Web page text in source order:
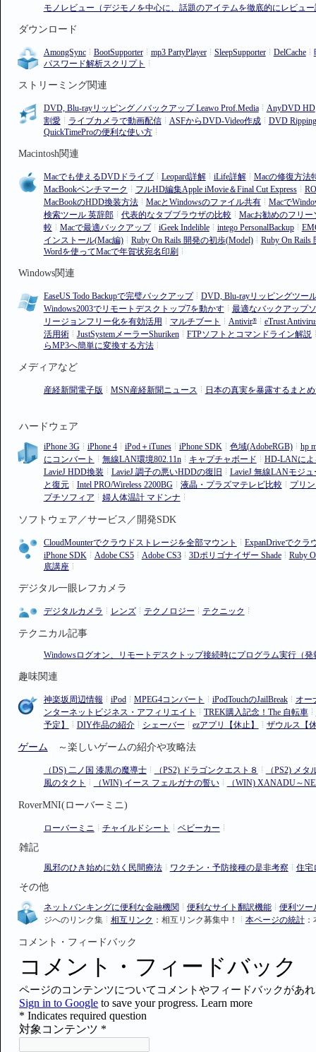
モノレビュー（デジモノを中心に、話題のアイテムを徹底的にレビュ
ダウンロード
AmongSync BootSupporter mp3 PartyPlayer SleepSupporter DelCache
パスワード解析スクリプト
ストリーミング関連
DVD, Blu-rayリッピング／バックアップ Leawo Prof.Media
AnyDVD HD
割愛
ライブカメラで動画配信 ASFからDVD-Video作成
DVD
QuickTimeProの便利な使い方
Macintosh関連
Macでも使えるDVDドライブ Leopard詳解 iLife詳解
Macの修復方法
MacBookベンチマーク
フルHD編集Apple iMovie＆Final Cut Express
MacBookのHDD換装方法
MacとWindowsのファイル共有
Macで
検索ツール 英辞郎
代表的なタブブラウザの比較
Macお勧めのフリー
較
Macで最適バックアップ iGeek Indelible intego PersonalBackup
インストール(Mac編)
Ruby On Rails 開発の初歩(Model)
Ruby On Rails
Wordを使ってMacで年賀状宛名印刷
Windows関連
EaseUS Todo Backupで完璧バックアップ
DVD, Blu-rayリッピングツー
Windows2003でリモートデスクトップ7を動かす
最適なバックアップ
リージョンフリー化を有効活用
マルチブート Antivir®
eTrust
活用術
JustSystemメーラーShuriken
FTPソフトとコマンドライン解説
らMP3へ簡単に変換する方法
メディアなど
産経新聞電子版 MSN産経新聞ニュース 日本の真実を暴露するまと
ハードウェア
iPhone 3G iPhone 4 iPod＋iTunes iPhone SDK 色域(AdobeRGB)
hp
にコンバート
無線LAN環境802.11n キャプチャボード
HD-LANによ
LavieJ HDD換装
LavieJ 調子の悪いHDDの復旧
LavieJ 無線LANモジ
と復元
Intel PRO/Wireless 2200BG 液晶・プラズマテレビ比較
プリ
プチソフィア
婦人体温計 マドンナ
ソフトウェア／サービス／開発SDK
CloudMounterでクラウドストレージを全部マウント
ExpanDriveでクラ
iPhone SDK
Adobe CS5 Adobe CS3 3Dポリゴナイザー Shade
Ruby
底講座
デジタル一眼レフカメラ
デジタルカメラ レンズ テクノロジー テクニック
テクニカル記事
Windowsログオン、リモートデスクトップ接続時にプログラム実行（発
趣味関連
神楽坂周辺情報 iPod MPEG4コンバート iPodTouchのJailBreak
オー
ンターネットビジネス・アフィリエイト
TREK購入記念！The 自転車
予定】
DIY作品の紹介 シェーバー ezアプリ【休止】 ザウルス【
ゲーム ～楽しいゲームの紹介や攻略法
（DS) 二ノ国 漆黒の魔導士 （PS2) ドラゴンクエスト８
（PS2) メ
風のタクト
（WIN) イース フェルガナの誓い （WIN) XANADU～
RoverMNI(ローバーミニ)
ローバーミニ チャイルドシート ベビーカー
雑記
風邪のひき始めに効く民間療法 ワクチン・予防接種の是非考察 住宅
その他
ネットバンキングに便利な金融機関 便利なサイト翻訳機能
便利ツー
ジへのリンク集
相互リンク ：相互リンク募集中！ 本ページの統計：
コメント・フィードバック